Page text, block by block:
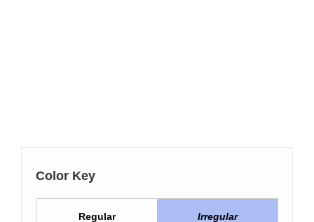
Color Key
Regular Irregular